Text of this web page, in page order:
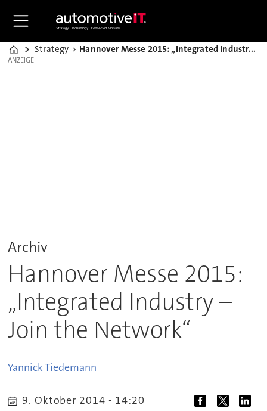
Home
Strategy Hannover Messe 2015: „Integrated Industry – Join the Network“
ANZEIGE
ANZEIGE
Archiv
Hannover Messe 2015:
„Integrated Industry –
Join the Network“
YannickTiedemann
9. Oktober 2014 - 14:20